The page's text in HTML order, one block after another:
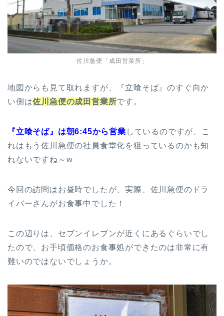
佐川急便「成田営業所」
地図からも見て取れますが、『立喰そば』のすぐ向か
い側は佐川急便の成田営業所です。
『立喰そば』は朝6:45から営業 しているのですが、こ
れはもう佐川急便の社員食堂化を狙っているのかも知
れないですね～w
今回の訪問はお昼時でしたが、実際、佐川急便のドラ
イバーさんがお食事中でした！
この辺りは、セブンイレブンが近くにあるぐらいでし
たので、お手頃価格のお食事処ができたのは非常に有
難いのではないでしょうか。